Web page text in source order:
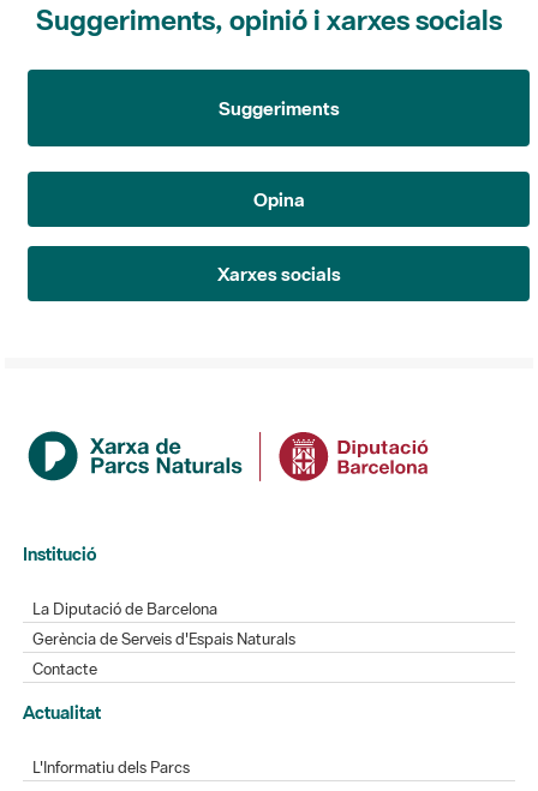
Suggeriments, opinió i xarxes socials
Suggeriments
Opina
Xarxes socials
Institució
La Diputació de Barcelona
Gerència de Serveis d'Espais Naturals
Contacte
Actualitat
L'Informatiu dels Parcs